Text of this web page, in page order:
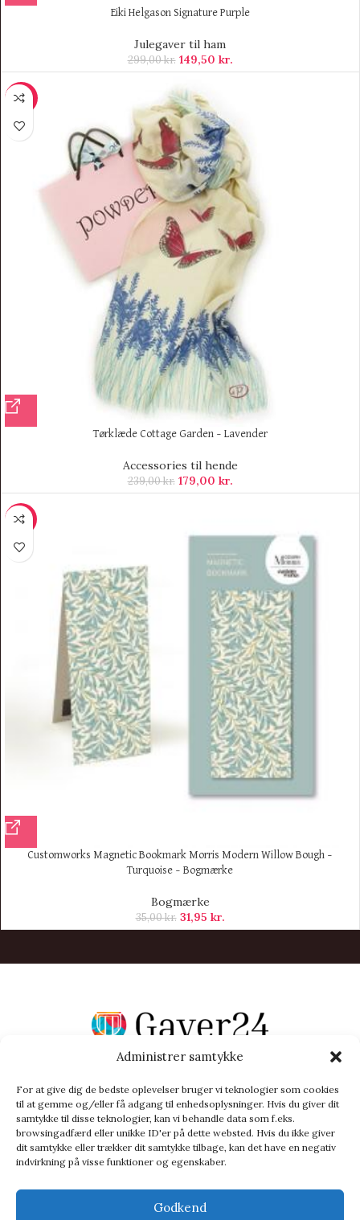
Administrer samtykke
For at give dig de bedste oplevelser bruger vi teknologier som cookies
til at gemme og/eller få adgang til enhedsoplysninger. Hvis du giver dit
samtykke til disse teknologier, kan vi behandle data som f.eks.
browsingadfærd eller unikke ID'er på dette websted. Hvis du ikke giver
dit samtykke eller trækker dit samtykke tilbage, kan det have en negativ
indvirkning på visse funktioner og egenskaber.
Godkend
Eiki Helgason Signature Purple
Julegaver til ham
299,00kr. 149,50 kr.
-25%
Tørklæde Cottage Garden – Lavender
Accessories til hende
239,00kr. 179,00 kr.
-9%
Customworks Magnetic Bookmark Morris Modern Willow Bough –
Turquoise – Bogmærke
Bogmærke
35,00kr. 31,95 kr.
Vi henviser til affiliate links på produkterne og kan tjene
CHOKOLADEBABY & BØRNKÆRLIG HILSENTYPE
TILBUD PÅ GAVERBLOG